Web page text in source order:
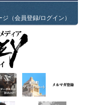
ジ（会員登録/ログイン）